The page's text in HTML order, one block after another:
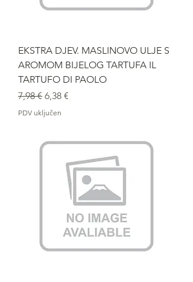
EKSTRA DJEV. MASLINOVO ULJE S
AROMOM BIJELOG TARTUFA IL
TARTUFO DI PAOLO
Redovna cijena
7,98 € Cijena s popustom
6,38 €
PDV uključen